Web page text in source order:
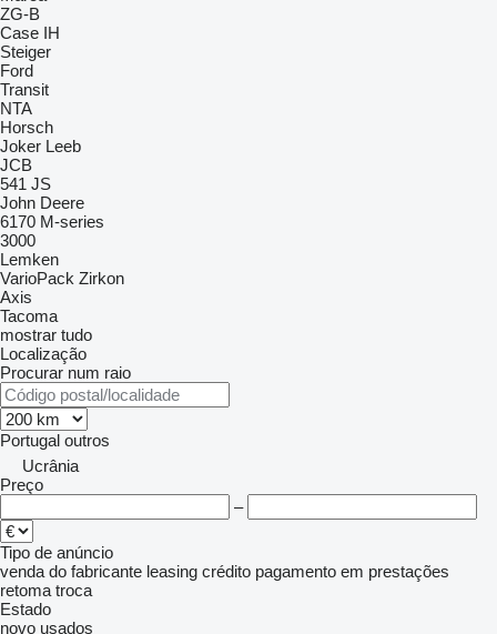
ZG-B
Case IH
Steiger
Ford
Transit
NTA
Horsch
Joker Leeb
JCB
541 JS
John Deere
6170 M-series
3000
Lemken
VarioPack Zirkon
Axis
Tacoma
mostrar tudo
Localização
Procurar num raio
Portugal outros
Ucrânia
Preço
–
Tipo de anúncio
venda do fabricante leasing crédito pagamento em prestações
retoma troca
Estado
novo usados